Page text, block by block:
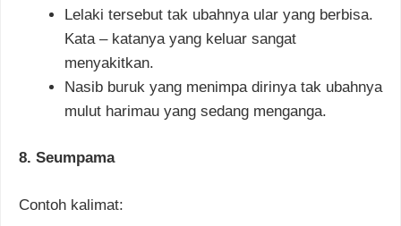
Lelaki tersebut tak ubahnya ular yang berbisa.
Kata – katanya yang keluar sangat
menyakitkan.
Nasib buruk yang menimpa dirinya tak ubahnya
mulut harimau yang sedang menganga.
8. Seumpama
Contoh kalimat: